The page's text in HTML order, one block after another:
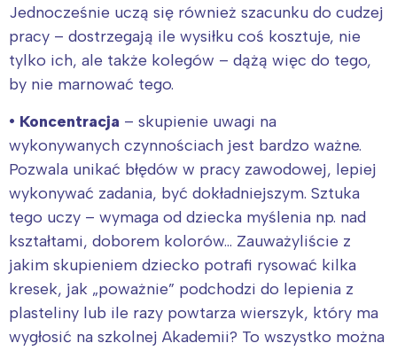
Jednocześnie uczą się również szacunku do cudzej
pracy – dostrzegają ile wysiłku coś kosztuje, nie
tylko ich, ale także kolegów – dążą więc do tego,
by nie marnować tego.
• Koncentracja – skupienie uwagi na
wykonywanych czynnościach jest bardzo ważne.
Pozwala unikać błędów w pracy zawodowej, lepiej
wykonywać zadania, być dokładniejszym. Sztuka
tego uczy – wymaga od dziecka myślenia np. nad
kształtami, doborem kolorów… Zauważyliście z
jakim skupieniem dziecko potrafi rysować kilka
kresek, jak „poważnie” podchodzi do lepienia z
plasteliny lub ile razy powtarza wierszyk, który ma
wygłosić na szkolnej Akademii? To wszystko można
Interesują mnie wydarzenia z
tego regionu:
Warszawa
Łódź
Trójmiasto
Poznań
Wrocław
Śląsk
Kraków
Południe
Północ
Wszystkie
Wybieram